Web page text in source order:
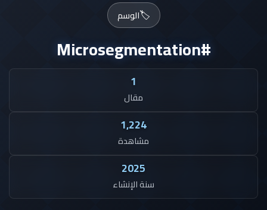
🏷️الوسم
#Microsegmentation
1
مقال
1,224
مشاهدة
2025
سنة الإنشاء